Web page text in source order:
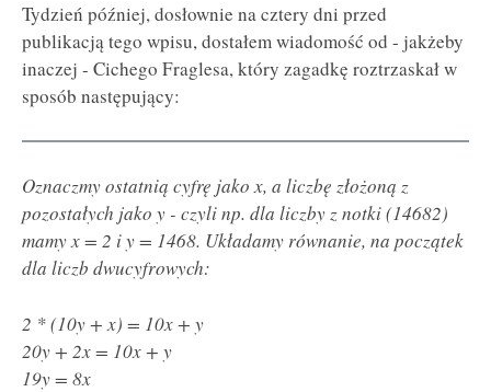
Tydzień później, dosłownie na cztery dni przed
publikacją tego wpisu, dostałem wiadomość od - jakżeby
inaczej - Cichego Fraglesa, który zagadkę roztrzaskał w
sposób następujący:
Oznaczmy ostatnią cyfrę jako x, a liczbę złożoną z
pozostałych jako y - czyli np. dla liczby z notki (14682)
mamy x = 2 i y = 1468. Układamy równanie, na początek
dla liczb dwucyfrowych:
2 * (10y + x) = 10x + y
20y + 2x = 10x + y
19y = 8x